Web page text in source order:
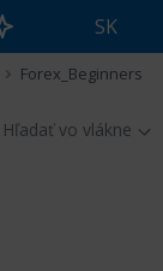
SK
Forex_Beginners
Hľadať vo vlákne